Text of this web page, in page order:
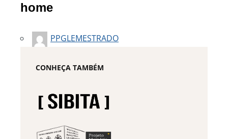
home
PPGLEMESTRADO
CONHEÇA TAMBÉM